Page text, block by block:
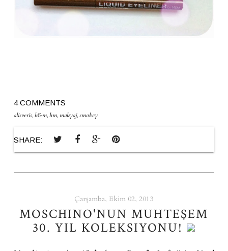
4 COMMENTS
alisveris,h&m,hm, makyaj,smokey
SHARE:
Çarşamba, Ekim 02, 2013
MOSCHINO'NUN MUHTEŞEM
30. YIL KOLEKSIYONU!